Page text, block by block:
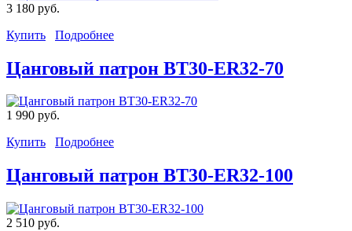
3 180 руб.
Купить
Подробнее
Цанговый патрон BT30-ER32-70
1 990 руб.
Купить
Подробнее
Цанговый патрон BT30-ER32-100
2 510 руб.